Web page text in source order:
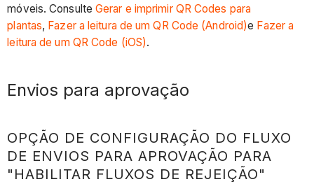
móveis. ConsulteGerar e imprimir QR Codes para
plantas, Fazer a leitura de um QR Code (Android)e Fazer a
leitura de um QR Code (iOS).
Envios para aprovação
OPÇÃO DE CONFIGURAÇÃO DO FLUXO
DE ENVIOS PARA APROVAÇÃO PARA
"HABILITAR FLUXOS DE REJEIÇÃO"